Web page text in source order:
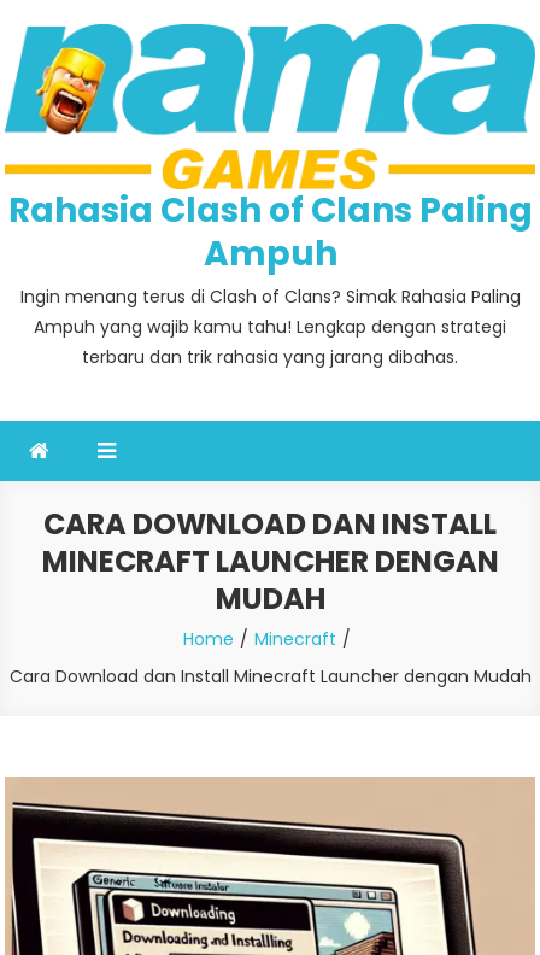
content
Rahasia Clash of Clans Paling
Ampuh
Ingin menang terus di Clash of Clans? Simak Rahasia Paling
Ampuh yang wajib kamu tahu! Lengkap dengan strategi
terbaru dan trik rahasia yang jarang dibahas.
CARA DOWNLOAD DAN INSTALL
MINECRAFT LAUNCHER DENGAN
MUDAH
Home
Minecraft
Cara Download dan Install Minecraft Launcher dengan Mudah